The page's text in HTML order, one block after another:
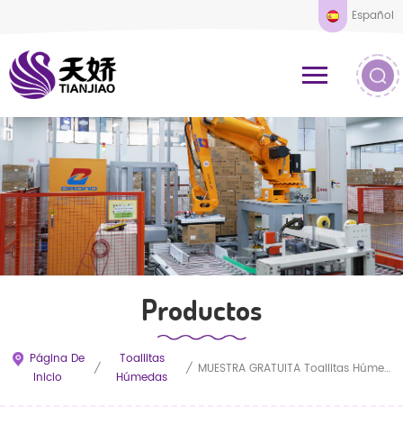
Español
Productos
Página De
Inicio
/
Toallitas
Húmedas
/ MUESTRA GRATUITA Toallitas Húmedas Orgánicas Para Bebés Al Por Mayor Baratas De Bambú Personalizadas